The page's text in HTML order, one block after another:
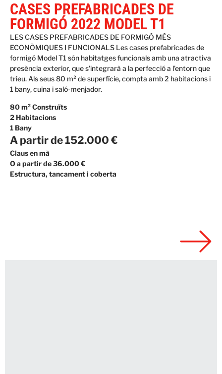
CASES PREFABRICADES DE
FORMIGÓ 2022 MODEL T1
LES CASES PREFABRICADES DE FORMIGÓ MÉS
ECONÒMIQUES I FUNCIONALS Les cases prefabricades de
formigó Model T1 són habitatges funcionals amb una atractiva
presència exterior, que s'integrarà a la perfecció a l'entorn que
trieu. Als seus 80 m² de superfície, compta amb 2 habitacions i
1 bany, cuina i saló-menjador.
80 m² Construïts
2 Habitacions
1 Bany
A partir de 152.000 €
Claus en mà
O a partir de 36.000 €
Estructura, tancament i coberta